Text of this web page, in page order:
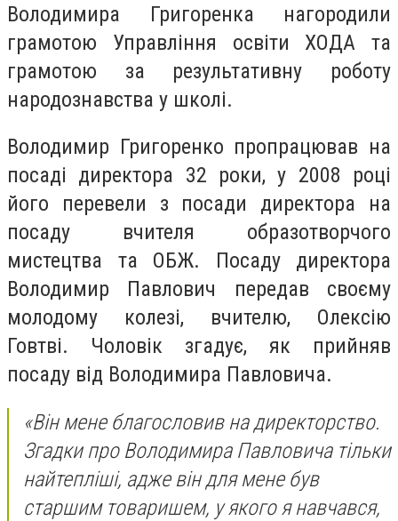
Володимира Григоренка нагородили
грамотою Управління освіти ХОДА та
грамотою за результативну роботу
народознавства у школі.
Володимир Григоренко пропрацював на
посаді директора 32 роки, у 2008 році
його перевели з посади директора на
посаду вчителя образотворчого
мистецтва та ОБЖ. Посаду директора
Володимир Павлович передав своєму
молодому колезі, вчителю, Олексію
Говтві. Чоловік згадує, як прийняв
посаду від Володимира Павловича.
«Він мене благословив на директорство.
Згадки про Володимира Павловича тільки
найтепліші, адже він для мене був
старшим товаришем, у якого я навчався,